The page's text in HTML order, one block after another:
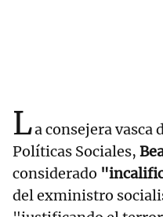
La consejera vasca
Políticas Sociales,
considerado
del exministro